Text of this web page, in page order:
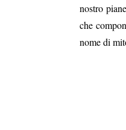
nostro
che
nome di